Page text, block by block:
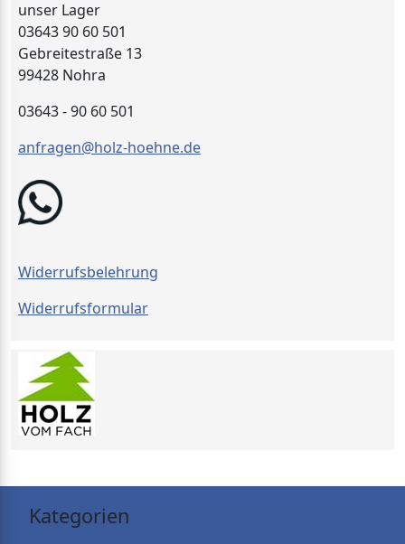
unser Lager
03643 90 60 501
Gebreitestraße 13
99428 Nohra
03643 - 90 60 501
anfragen@holz-hoehne.de
Widerrufsbelehrung
Widerrufsformular
Kategorien